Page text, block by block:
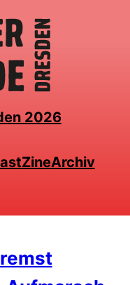
2026
ZineArchiv